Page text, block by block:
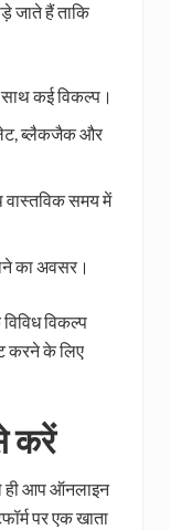
जाते हैं ताकि
कई विकल्प।
ब्लैकजैक और
वास्तविक समय में
का अवसर।
विकल्प
करने के लिए
करें
ही आप ऑनलाइन
पर एक खाता